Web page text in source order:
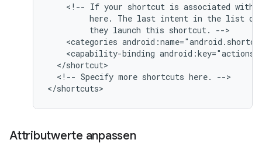
<!-- If your shortcut is associated with
here.
The last intent in the list
they launch this shortcut.
<categories
<capability-binding
<!-- Specify more shortcuts here.
-->
Attributwerte anpassen